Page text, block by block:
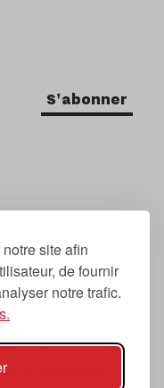
site afin
de fournir
notre trafic.
S'abonner
sur la
dont la
», « suivant
du
tendances
la musique